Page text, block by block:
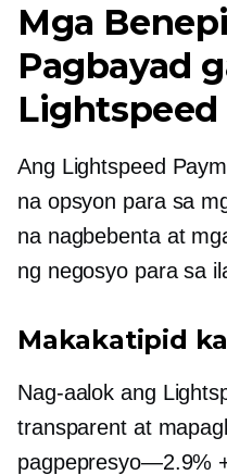
Mga
Pagbayad
Ang Lightspeed
na opsyon para sa
na nagbebenta at
ng negosyo para sa
Makakatipid
Nag-aalok ang
transparent at
pagpepresyo—2.9%